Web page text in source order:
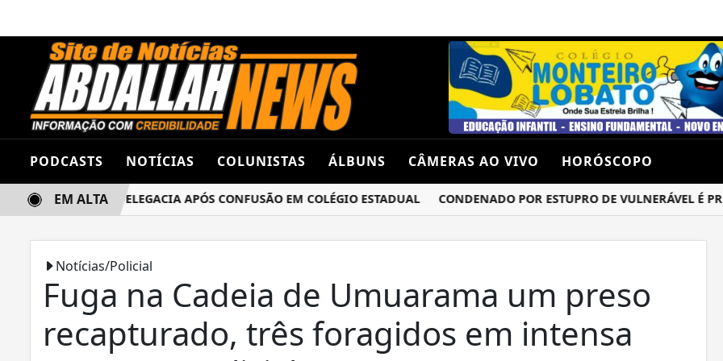
PODCASTS NOTÍCIAS COLUNISTAS ÁLBUNS CÂMERAS AO VIVO HORÓSCOPO
TERMINA NA DELEGACIA APÓS CONFUSÃO EM COLÉGIO ESTADUAL CONDENADO POR ESTUPRO DE VULNERÁVEL É
EM ALTA
Notícias/Policial
Fuga na Cadeia de Umuarama um preso
recapturado, três foragidos em intensa